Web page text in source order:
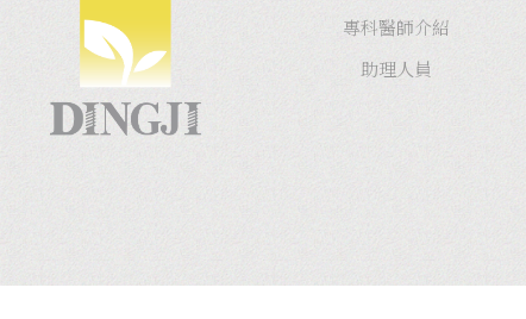
專科醫師介紹
助理人員